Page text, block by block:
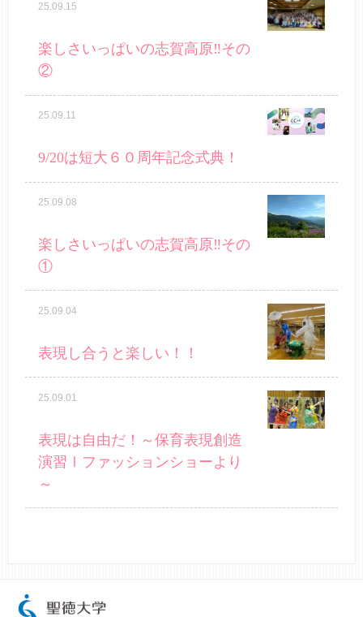
25.09.15
楽しさいっぱいの志賀高原‼その
②
25.09.11
9/20は短大６０周年記念式典！
25.09.08
楽しさいっぱいの志賀高原‼その
①
25.09.04
表現し合うと楽しい！！
25.09.01
表現は自由だ！～保育表現創造
演習Ⅰファッションショーより
～